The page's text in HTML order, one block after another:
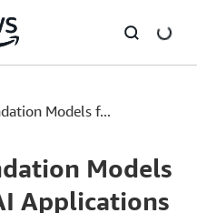
Models f...
Models
Applications